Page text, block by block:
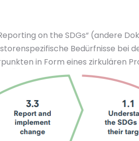
on the SDGs“ (andere
Bedürfnisse bei
in Form eines zirkulären